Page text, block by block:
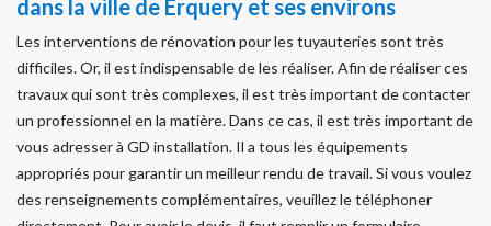
dans la ville de Erquery et ses environs
Les interventions de rénovation pour les tuyauteries sont très
difficiles. Or, il est indispensable de les réaliser. Afin de réaliser ces
travaux qui sont très complexes, il est très important de contacter
un professionnel en la matière. Dans ce cas, il est très important de
vous adresser à GD installation. Il a tous les équipements
appropriés pour garantir un meilleur rendu de travail. Si vous voulez
des renseignements complémentaires, veuillez le téléphoner